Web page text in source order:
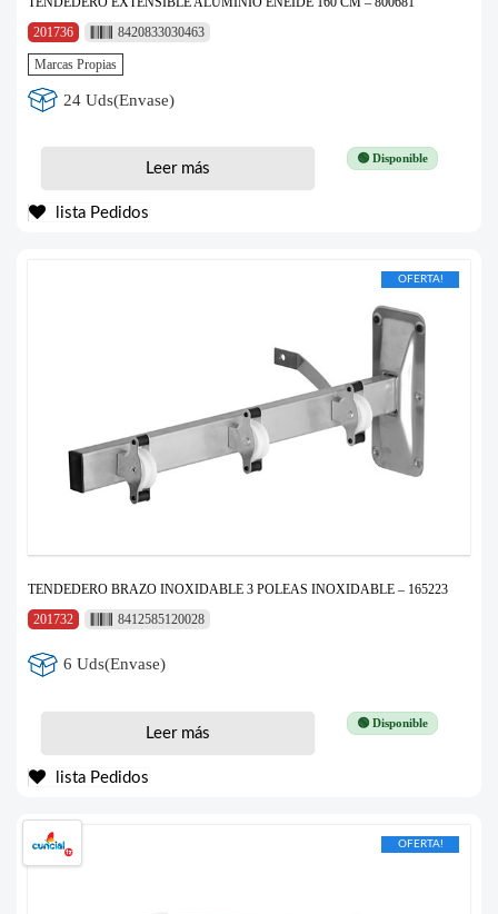
201736
8420833030463
Marcas Propias
24 Uds(Envase)
🟢 Disponible
Leer más
lista Pedidos
OFERTA!
TENDEDERO BRAZO INOXIDABLE 3 POLEAS INOXIDABLE – 165223
201732
8412585120028
6 Uds(Envase)
🟢 Disponible
Leer más
lista Pedidos
OFERTA!